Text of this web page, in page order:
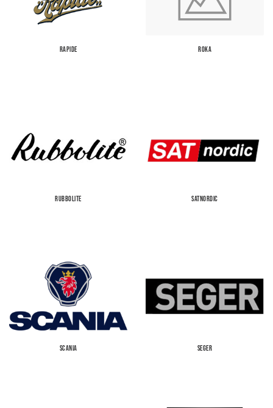
RAPIDE ROKA
RUBBOLITE SATNORDIC
SCANIA SEGER